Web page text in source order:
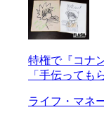
特権で『コナ
「手伝っても
ライフ・マネ